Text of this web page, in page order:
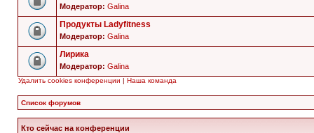
Модератор: Galina
Продукты Ladyfitness
Модератор: Galina
Лирика
Модератор: Galina
Удалить cookies конференции | Наша команда
Список форумов
Кто сейчас на конференции